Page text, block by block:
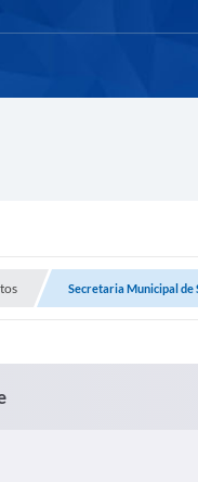
Secretaria Municipal de